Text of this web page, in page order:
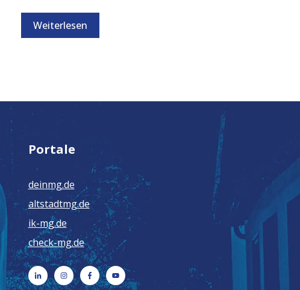
Weiterlesen
Portale
deinmg.de
altstadtmg.de
ik-mg.de
check-mg.de